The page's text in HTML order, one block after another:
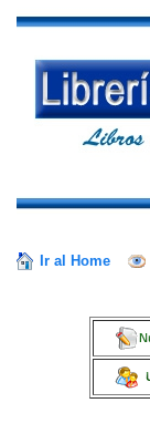
Ir al Home